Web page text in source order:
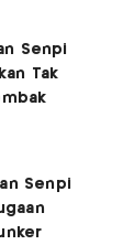
Senpi
Tak
Senpi